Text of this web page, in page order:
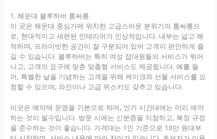
1. 해운대 블루하버 룸싸롱
이 곳은 해운대 중심가에 위치한 고급스러운 분위기의 룸싸롱으
로, 현대적이고 세련된 인테리어가 인상적입니다. 내부는 넓고 쾌
적하며, 프라이빗한 공간이 잘 구분되어 있어 고객이 편안하게 즐
길 수 있습니다. 블루하버는 특히 여성 접대원들의 서비스가 뛰어
나고, 고객의 요구에 맞춘 맞춤형 서비스도 제공됩니다. 예를 들
어, 특별한 날을 기념하는 고객을 위해 케이크와 선물 서비스를 요
청할 수 있으며, 와인이나 고급 위스키도 갖추고 있습니다.
이곳은 예약제 운영을 기본으로 하며, 인기 시간대에는 미리 예약
하는 것이 필수입니다. 방문 시에는 신분증을 지참하고, 복장 규정
을 준수하는 것이 좋습니다. 가격대는 1인 기준으로 10만 원대부